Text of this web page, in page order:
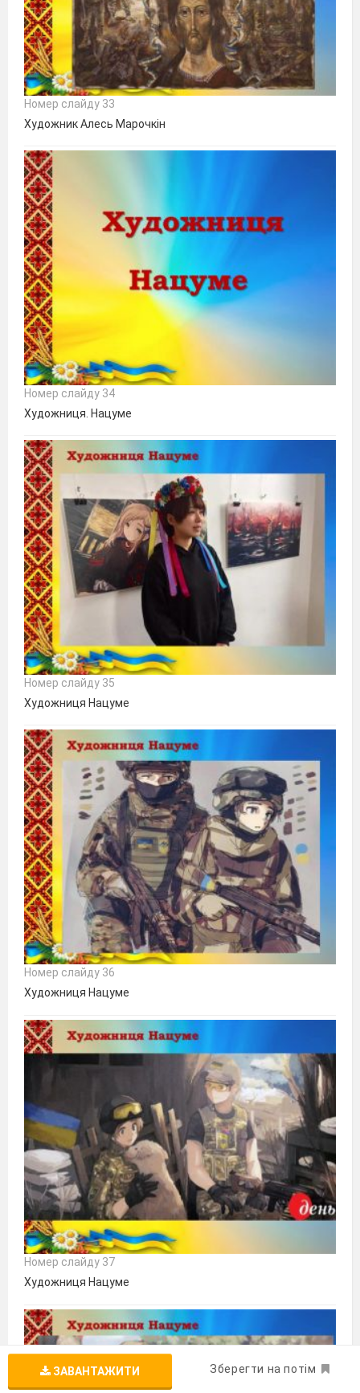
Номер слайду 33
Художник Алесь Марочкін
Номер слайду 34
Художниця. Нацуме
Номер слайду 35
Художниця Нацуме
Номер слайду 36
Художниця Нацуме
Номер слайду 37
Художниця Нацуме
ЗАВАНТАЖИТИ Зберегти на потім